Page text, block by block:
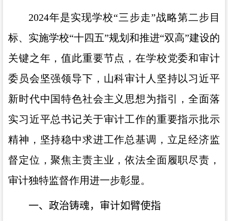
2024年是实现学校“三步走”战略第二步目
标、实施学校“十四五”规划和推进“双高”建设的
关键之年，值此重要节点，在学校党委和审计
委员会坚强领导下，山科审计人坚持以习近平
新时代中国特色社会主义思想为指引，全面落
实习近平总书记关于审计工作的重要指示批示
精神，坚持稳中求进工作总基调，立足经济监
督定位，聚焦主责主业，依法全面履职尽责，
审计独特监督作用进一步彰显。
一、政治铸魂，审计如臂使指